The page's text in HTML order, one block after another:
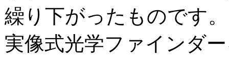
繰り下がったものです
実像式光学ファインダ